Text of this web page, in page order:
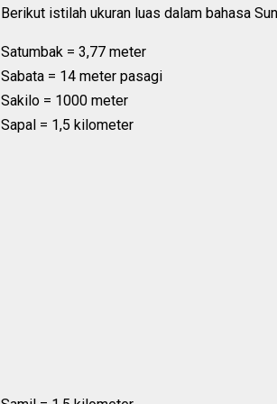
Berikut istilah ukuran luas dalam bahasa
Satumbak = 3,77 meter
Sabata = 14 meter pasagi
Sakilo = 1000 meter
Sapal = 1,5 kilometer